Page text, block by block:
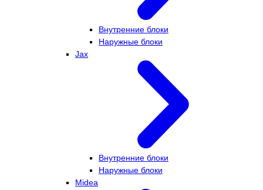
Внутренние блоки
Наружные блоки
Jax
Внутренние блоки
Наружные блоки
Midea